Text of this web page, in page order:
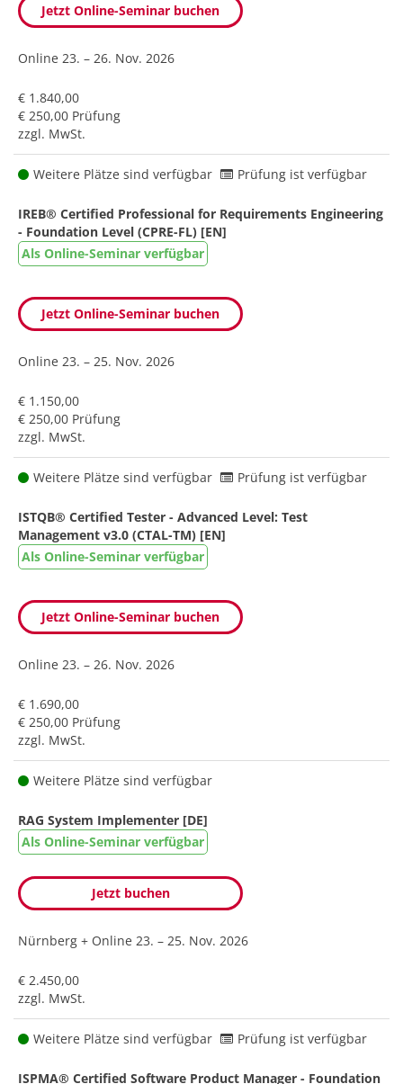
Jetzt Online-Seminar buchen
Online 23. – 26. Nov. 2026
€ 1.840,00
€ 250,00 Prüfung
zzgl. MwSt.
Weitere Plätze sind verfügbar Prüfung ist verfügbar
IREB® Certified Professional for Requirements Engineering
- Foundation Level (CPRE-FL) [EN]
Als Online-Seminar verfügbar
Jetzt Online-Seminar buchen
Online 23. – 25. Nov. 2026
€ 1.150,00
€ 250,00 Prüfung
zzgl. MwSt.
Weitere Plätze sind verfügbar Prüfung ist verfügbar
ISTQB® Certified Tester - Advanced Level: Test
Management v3.0 (CTAL-TM) [EN]
Als Online-Seminar verfügbar
Jetzt Online-Seminar buchen
Online 23. – 26. Nov. 2026
€ 1.690,00
€ 250,00 Prüfung
zzgl. MwSt.
Weitere Plätze sind verfügbar
RAG System Implementer [DE]
Als Online-Seminar verfügbar
Jetzt buchen
Nürnberg + Online 23. – 25. Nov. 2026
€ 2.450,00
zzgl. MwSt.
Weitere Plätze sind verfügbar Prüfung ist verfügbar
ISPMA® Certified Software Product Manager - Foundation